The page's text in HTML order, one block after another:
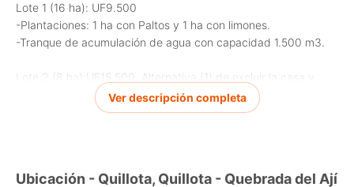
Lote 1 (16 ha): UF9.500
-Plantaciones: 1 ha con Paltos y 1 ha con limones.
-Tranque de acumulación de agua con capacidad 1.500 m3.
Lote 2 (8 ha):UF15.500, Alternativa (1) de excluir la casa y
7.633 m2 de terreno, Lote 2 quedaría de 74.104 m2 en valor
de UF5.000. Alternativa (2) sólo casa y 7.633 m2 de terreno
Metalcon, termopaneles, piscina, gran quincho. En primer piso
Ver descripción completa
Ubicación - Quillota, Quillota - Quebrada del Ají